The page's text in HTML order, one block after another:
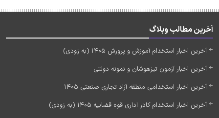
آخرین مطالب وبلاگ
آخرین اخبار استخدام آموزش و پرورش 1405 (به زودی)
آخرین اخبار آزمون تیزهوشان و نمونه دولتی
آخرین اخبار استخدامی منطقه آزاد تجاری صنعتی 1405
آخرین اخبار استخدام کادر اداری قوه قضاییه 1405 (به زودی)